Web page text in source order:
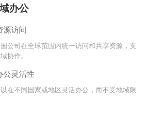
办公
源访问
公司在全球范围内统一访问和共享资源，支
协作。
公灵活性
在不同国家或地区灵活办公，而不受地域限